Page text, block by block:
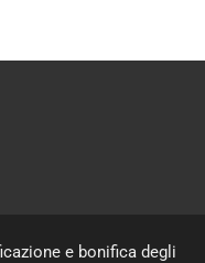
e bonifica degli